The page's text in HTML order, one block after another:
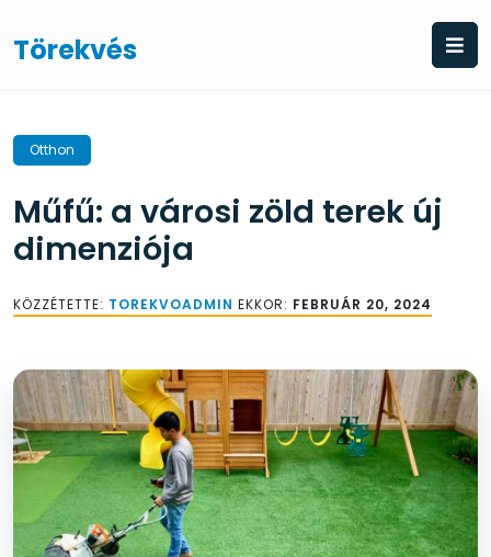
to
content
Törekvés
Otthon
Műfű: a városi zöld terek új
dimenziója
KÖZZÉTETTE: TOREKVOADMIN EKKOR: FEBRUÁR 20, 2024